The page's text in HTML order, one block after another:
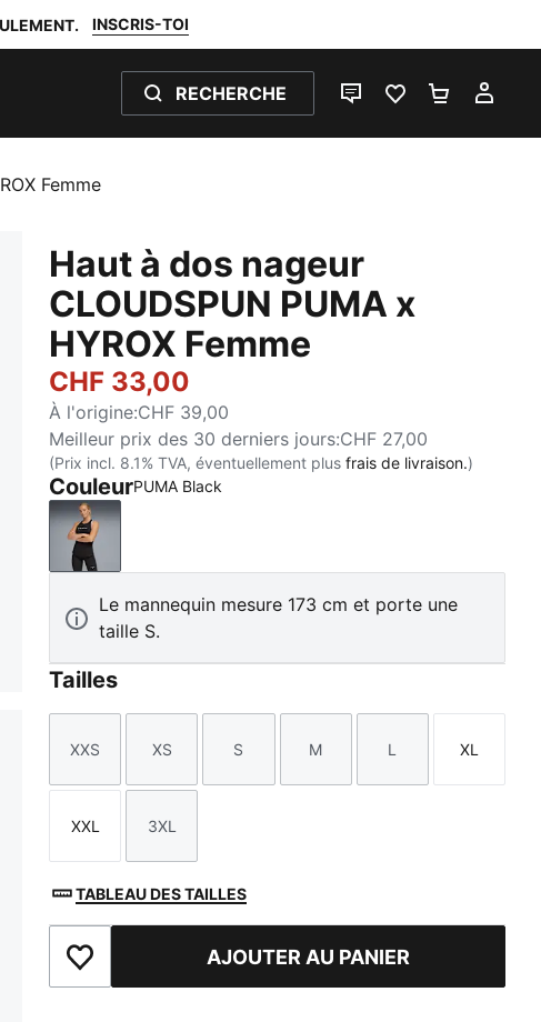
INSCRIS-TOI
RECHERCHE
LIVE CHATFAVORIS 0PANIER 0
Femme
Haut à dos nageur
CLOUDSPUN PUMA x
HYROX Femme
CHF 33,00
À l'origine:CHF 39,00
Meilleur prix des 30 derniers jours:CHF 27,00
(Prix incl. 8.1% TVA, éventuellement plusfrais de livraison.)
CouleurPUMA Black
PUMA Black
Le mannequin mesure 173 cm et porte une
taille S.
Tailles
Taille
XXS
Taille
XS
Taille
S
Taille
M
Taille
L
Taille
XL
Taille
XXL
Taille
3XL
TABLEAU DES TAILLES
Ajouter aux favorisAJOUTER AU PANIER